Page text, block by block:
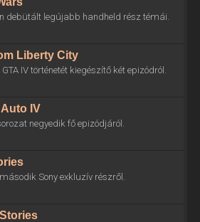
debütált legújabb handheld rész témái.
Liberty City
IV történetét kiegészítő két epizódról.
IV
negyedik fő epizódjáról.
Sony exkluzív részről.